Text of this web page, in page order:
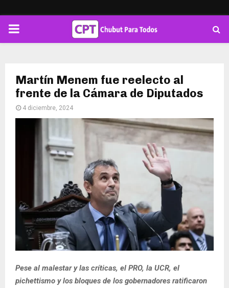
PRIMARY
Martín Menem fue reelecto al
frente de la Cámara de Diputados
4 diciembre, 2024
Pese al malestar y las críticas, el PRO, la UCR, el
pichettismo y los bloques de los gobernadores ratificaron